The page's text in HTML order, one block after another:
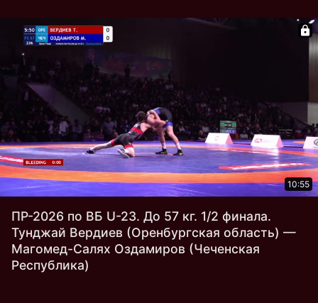
10:55
ПР-2026 по ВБ U-23. До 57 кг. 1/2 финала.
Тунджай Вердиев (Оренбургская область) —
Магомед-Салях Оздамиров (Чеченская
Республика)